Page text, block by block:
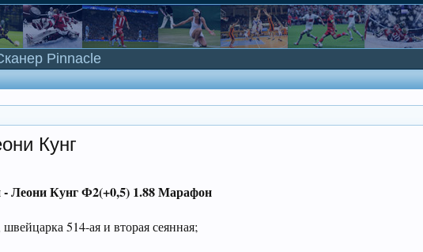
Кунг
- Леони Кунг Ф2(+0,5) 1.88 Марафон
514-ая и вторая сеянная;
Pinnacle